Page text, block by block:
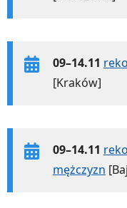
09–14.11
[Kraków]
09–14.11
mężczyzn